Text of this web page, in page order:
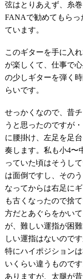
弦はとりあえず、糸
FANAで勧めてもらっ
ています。
このギターを手に入
が楽しくて、仕事で
の少しギターを弾く
らいです。
せっかくなので、昔
うと思ったのですが
に腰掛け、左足を足
奏します。私も小4〜
っていた頃はそうし
は面倒ですし、その
なってからは右足に
も古くなったので捨
方だとあぐらをかい
が、難しい運指が困
しい運指はないので
特にハイポジション
いくらい違うもので
ありますが、太腿が